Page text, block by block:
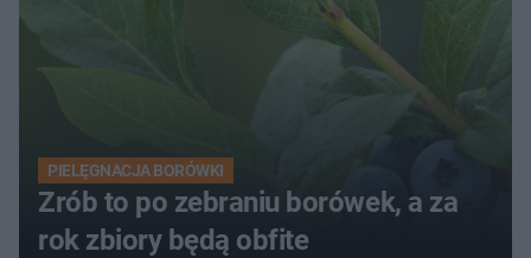
PIELĘGNACJA BORÓWKI
Zrób to po zebraniu borówek, a za
rok zbiory będą obfite